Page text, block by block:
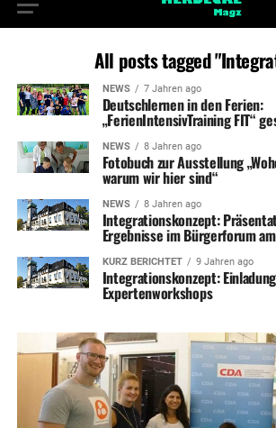
All posts tagged
NEWS 7 Jahren ago
Deutschlernen in den Ferien:
„FerienIntensivTraining FIT“
NEWS 8 Jahren ago
Fotobuch zur Ausstellung
warum wir hier sind“
NEWS 8 Jahren ago
Integrationskonzept:
Ergebnisse im Bürgerforum
KURZ BERICHTET 9 Jahren ago
Integrationskonzept:
Expertenworkshops